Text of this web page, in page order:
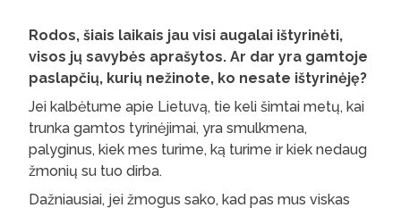
Rodos, šiais laikais jau visi augalai ištyrinėti,
visos jų savybės aprašytos. Ar dar yra gamtoje
paslapčių, kurių nežinote, ko nesate ištyrinėję?
Jei kalbėtume apie Lietuvą, tie keli šimtai metų, kai
trunka gamtos tyrinėjimai, yra smulkmena,
palyginus, kiek mes turime, ką turime ir kiek nedaug
žmonių su tuo dirba.
Dažniausiai, jei žmogus sako, kad pas mus viskas